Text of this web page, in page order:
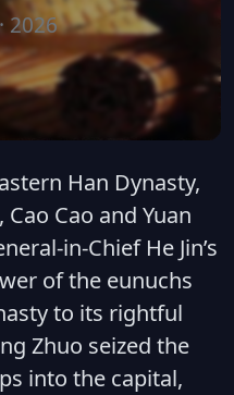
· 2026
Han Dynasty,
Cao and Yuan
in-Chief He Jin’s
of the eunuchs
to its rightful
Zhuo seized the
into the capital,